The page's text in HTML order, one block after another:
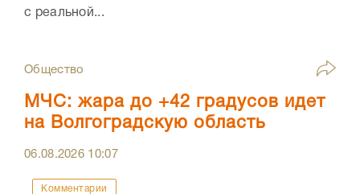
с реальной...
Общество
МЧС: жара до +42 градусов идет
на Волгоградскую область
06.08.2026 10:07
Комментарии